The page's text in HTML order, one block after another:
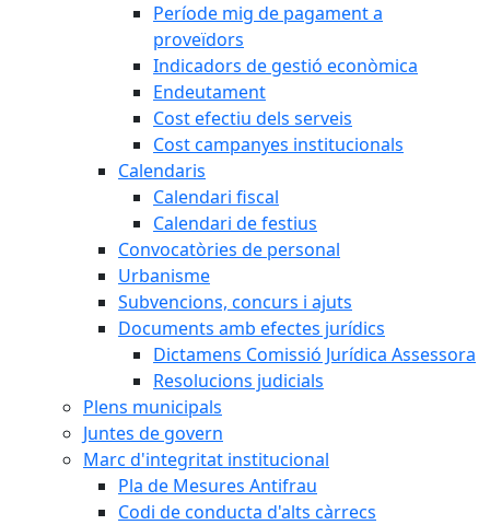
Període mig de pagament a
proveïdors
Indicadors de gestió econòmica
Endeutament
Cost efectiu dels serveis
Cost campanyes institucionals
Calendaris
Calendari fiscal
Calendari de festius
Convocatòries de personal
Urbanisme
Subvencions, concurs i ajuts
Documents amb efectes jurídics
Dictamens Comissió Jurídica Assessora
Resolucions judicials
Plens municipals
Juntes de govern
Marc d'integritat institucional
Pla de Mesures Antifrau
Codi de conducta d'alts càrrecs